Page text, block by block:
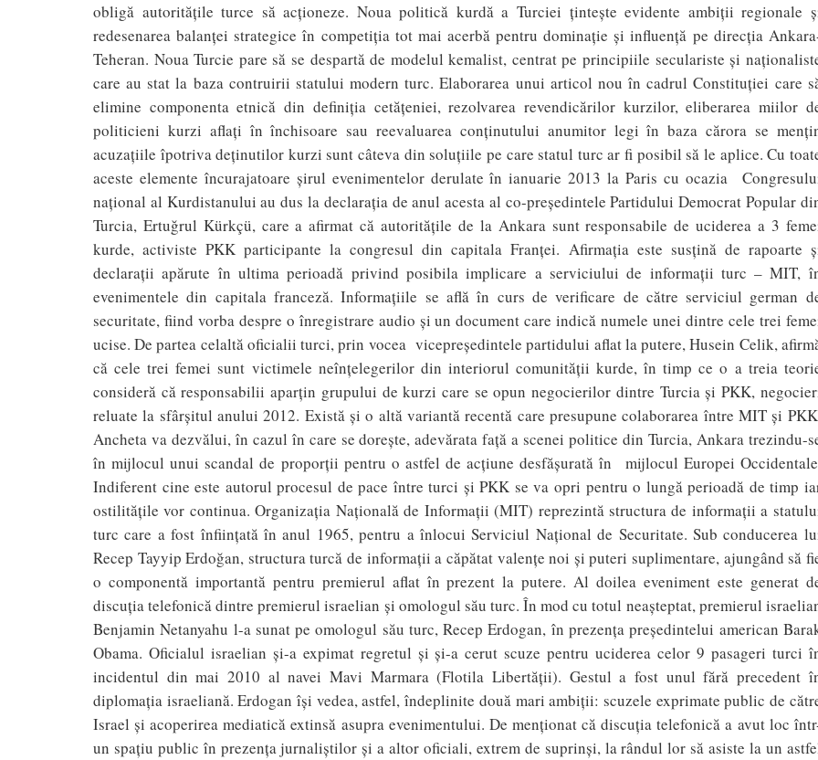
obligă autorităţile turce să acţioneze. Noua politică kurdă a Turciei ţinteşte evidente ambiţii regionale
redesenarea balanţei strategice în competiţia tot mai acerbă pentru dominaţie şi influenţă pe direcţia
Teheran. Noua Turcie pare să se despartă de modelul kemalist, centrat pe principiile seculariste şi
care au stat la baza contruirii statului modern turc. Elaborarea unui articol nou în cadrul Constituției care
elimine componenta etnică din definiția cetățeniei, rezolvarea revendicărilor kurzilor, eliberarea miilor
politicieni kurzi aflați în închisoare sau reevaluarea conținutului anumitor legi în baza cărora se
acuzațiile îpotriva deținutilor kurzi sunt câteva din soluțiile pe care statul turc ar fi posibil să le aplice. Cu
aceste elemente încurajatoare șirul evenimentelor derulate în ianuarie 2013 la Paris cu ocazia
național al Kurdistanului au dus la declarația de anul acesta al co-preşedintele Partidului Democrat Popular
Turcia, Ertuğrul Kürkçü, care a afirmat că autorităţile de la Ankara sunt responsabile de uciderea a 3
kurde, activiste PKK participante la congresul din capitala Franței. Afirmaţia este susţină de rapoarte
declaraţii apărute în ultima perioadă privind posibila implicare a serviciului de informaţii turc – MIT,
evenimentele din capitala franceză. Informaţiile se află în curs de verificare de către serviciul german
securitate, fiind vorba despre o înregistrare audio şi un document care indică numele unei dintre cele trei
ucise. De partea celaltă oficialii turci, prin vocea vicepreşedintele partidului aflat la putere, Husein Celik,
că cele trei femei sunt victimele neînţelegerilor din interiorul comunităţii kurde, în timp ce o a treia
consideră că responsabilii aparţin grupului de kurzi care se opun negocierilor dintre Turcia şi PKK,
reluate la sfârşitul anului 2012. Există și o altă variantă recentă care presupune colaborarea între MIT și
Ancheta va dezvălui, în cazul în care se dorește, adevărata față a scenei politice din Turcia, Ankara trezindu-
în mijlocul unui scandal de proporţii pentru o astfel de acțiune desfășurată în mijlocul Europei
Indiferent cine este autorul procesul de pace între turci și PKK se va opri pentru o lungă perioadă de timp
ostilitățile vor continua. Organizaţia Naţională de Informaţii (MIT) reprezintă structura de informaţii a
turc care a fost înfiinţată în anul 1965, pentru a înlocui Serviciul Naţional de Securitate. Sub conducerea
Recep Tayyip Erdoğan, structura turcă de informaţii a căpătat valenţe noi şi puteri suplimentare, ajungând să
o componentă importantă pentru premierul aflat în prezent la putere. Al doilea eveniment este generat
discuția telefonică dintre premierul israelian și omologul său turc. În mod cu totul neaşteptat, premierul
Benjamin Netanyahu l-a sunat pe omologul său turc, Recep Erdogan, în prezenţa preşedintelui american
Obama. Oficialul israelian şi-a expimat regretul şi şi-a cerut scuze pentru uciderea celor 9 pasageri turci
incidentul din mai 2010 al navei Mavi Marmara (Flotila Libertății). Gestul a fost unul fără precedent
diplomaţia israeliană. Erdogan îşi vedea, astfel, îndeplinite două mari ambiţii: scuzele exprimate public de
Israel şi acoperirea mediatică extinsă asupra evenimentului. De menţionat că discuţia telefonică a avut loc
un spaţiu public în prezenţa jurnaliştilor şi a altor oficiali, extrem de suprinşi, la rândul lor să asiste la un